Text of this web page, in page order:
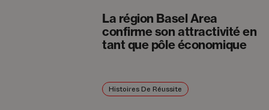
La région Basel Area
confirme son attractivité en
tant que pôle économique
Histoires De Réussite